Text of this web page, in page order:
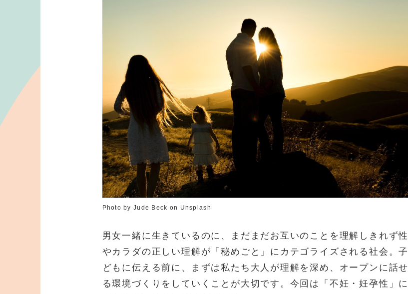
Photo by Jude Beck on Unsplash
男女一緒に生きているのに、まだまだお互いのことを理解しきれず性
やカラダの正しい理解が「秘めごと」にカテゴライズされる社会。子
どもに伝える前に、まずは私たち大人が理解を深め、オープンに話せ
る環境づくりをしていくことが大切です。今回は「不妊・妊孕性」に